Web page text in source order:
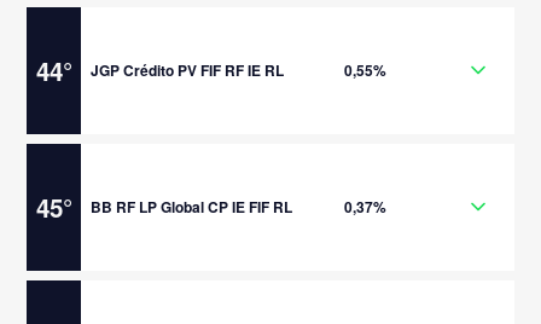
44° JGP Crédito PV FIF RF IE RL 0,55%
45° BB RF LP Global CP IE FIF RL 0,37%